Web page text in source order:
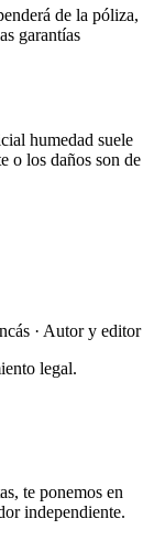
de la póliza,
garantías
humedad suele
o los daños son de
· Autor y editor
legal.
te ponemos en
independiente.